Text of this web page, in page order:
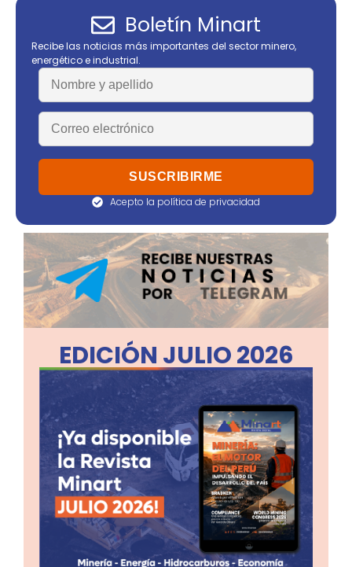
Boletín Minart
Recibe las noticias más importantes del sector minero,
energético e industrial.
Acepto la política de privacidad
EDICIÓN JULIO 2026